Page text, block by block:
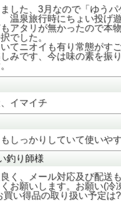
した、3月なので「ゆうパ
温泉旅行時にちょい投げ
アタリが無かったので本
でした。
てニオイも有り常態がす
みです、今は味の素を振
イマイチ
しっかりしていて使いやす
釣り師様
く、メール対応及び配送
お願いします。お願い(
買い得品の取り扱い予定は?